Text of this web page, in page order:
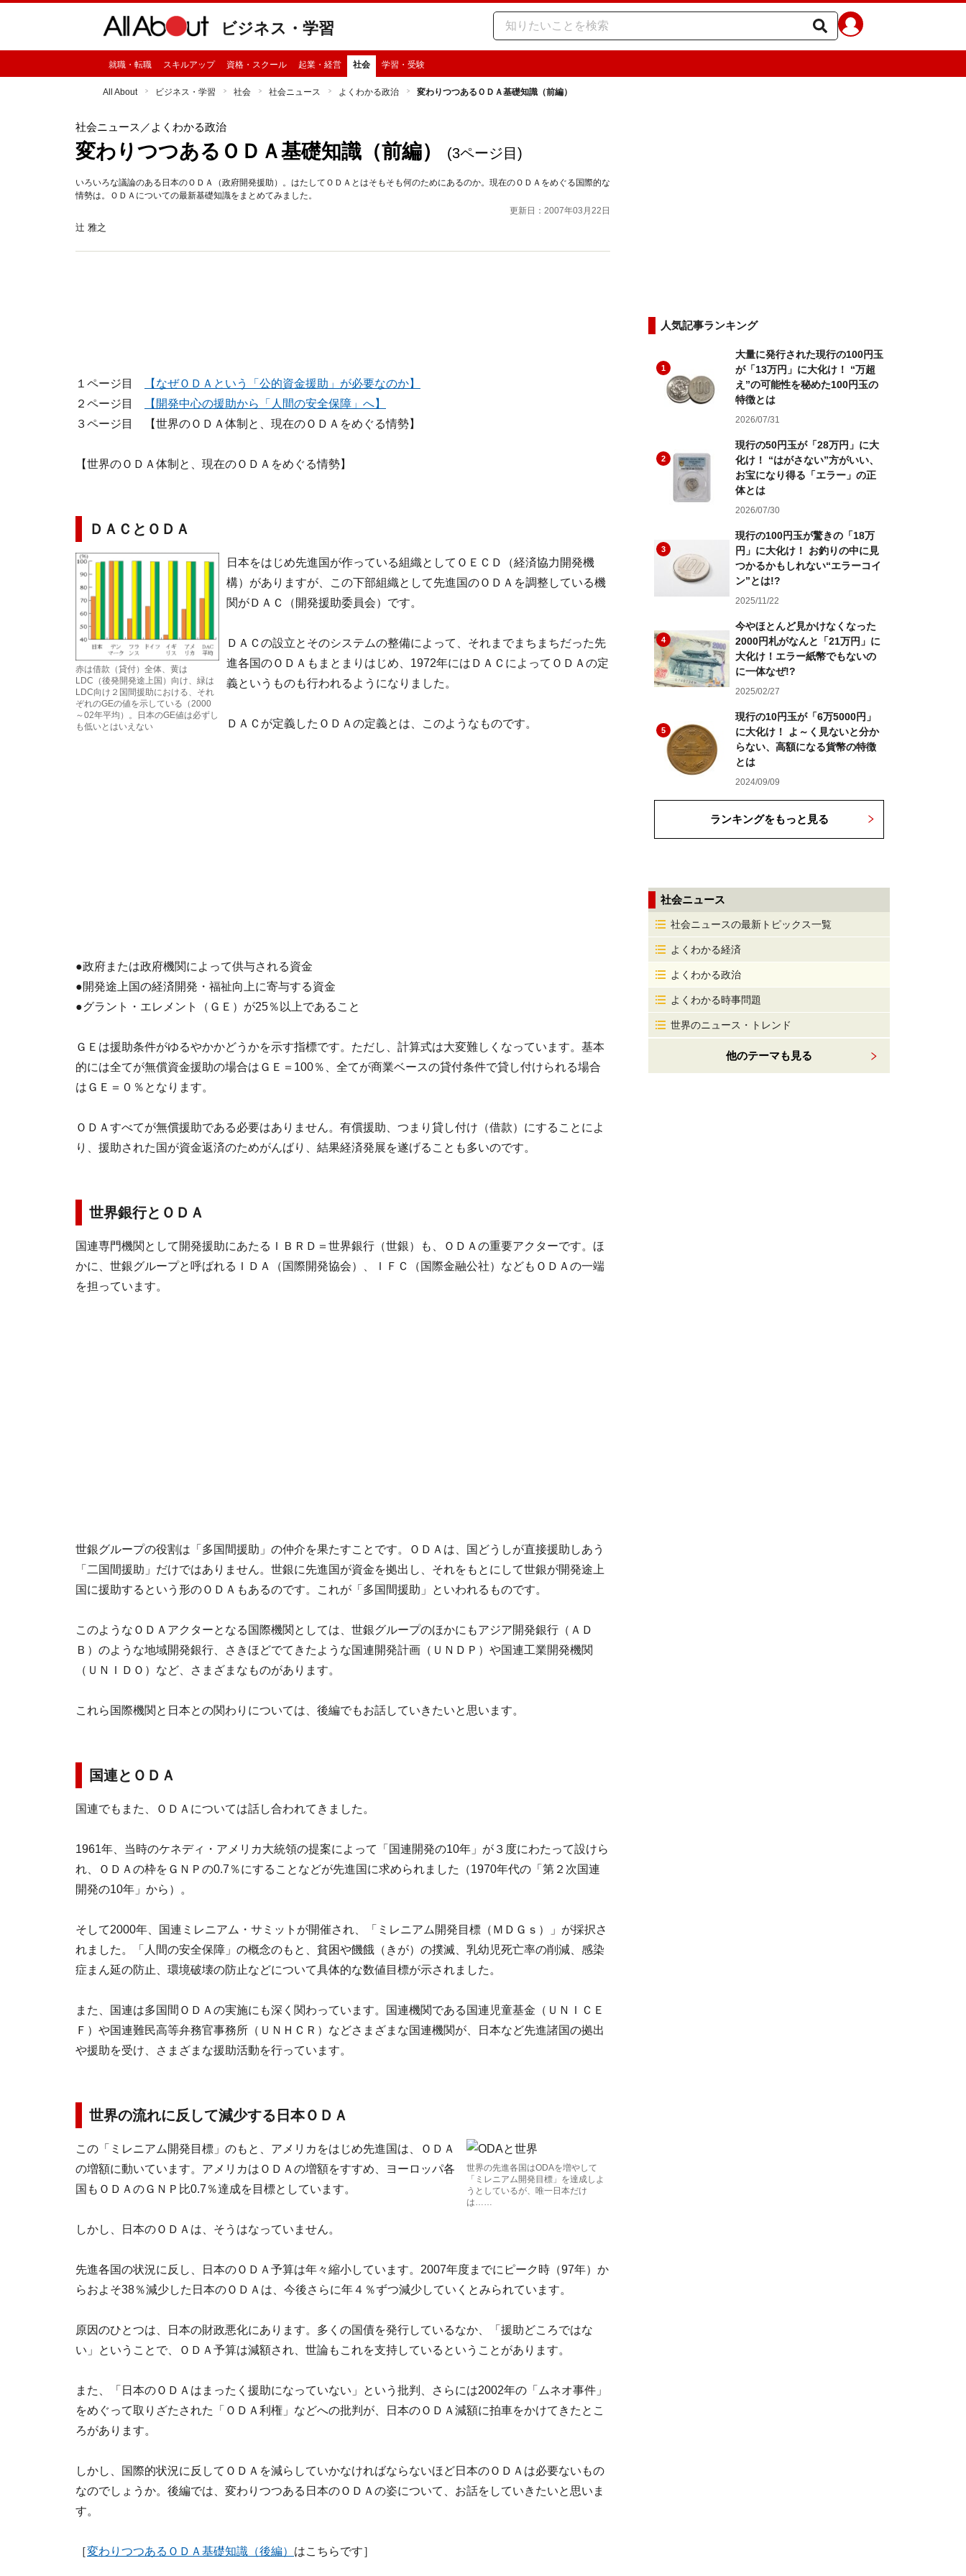
ビジネス・学習
就職・転職 スキルアップ 資格・スクール 起業・経営 社会 学習・受験
All About ビジネス・学習 社会 社会ニュース よくわかる政治 変わりつつあるＯＤＡ基礎知識（前編）
社会ニュース ／よくわかる政治
変わりつつあるＯＤＡ基礎知識（前編） (3ページ目)
いろいろな議論のある日本のＯＤＡ（政府開発援助）。はたしてＯＤＡとはそもそも何のためにあるのか。現在のＯＤＡをめぐる国際的な
情勢は。ＯＤＡについての最新基礎知識をまとめてみました。
更新日：2007年03月22日
辻 雅之
１ページ目
【なぜＯＤＡという「公的資金援助」が必要なのか】
２ページ目
【開発中心の援助から「人間の安全保障」へ】
３ページ目 【世界のＯＤＡ体制と、現在のＯＤＡをめぐる情勢】
【世界のＯＤＡ体制と、現在のＯＤＡをめぐる情勢】
ＤＡＣとＯＤＡ
赤は借款（貸付）全体、黄は
LDC（後発開発途上国）向け、緑は
LDC向け２国間援助における、それ
ぞれのGEの値を示している（2000
～02年平均）。日本のGE値は必ずし
も低いとはいえない
日本をはじめ先進国が作っている組織としてＯＥＣＤ（経済協力開発機
構）がありますが、この下部組織として先進国のＯＤＡを調整している機
関がＤＡＣ（開発援助委員会）です。
ＤＡＣの設立とそのシステムの整備によって、それまでまちまちだった先
進各国のＯＤＡもまとまりはじめ、1972年にはＤＡＣによってＯＤＡの定
義というものも行われるようになりました。
ＤＡＣが定義したＯＤＡの定義とは、このようなものです。
●政府または政府機関によって供与される資金
●開発途上国の経済開発・福祉向上に寄与する資金
●グラント・エレメント（ＧＥ）が25％以上であること
ＧＥは援助条件がゆるやかかどうかを示す指標です。ただし、計算式は大変難しくなっています。基本
的には全てが無償資金援助の場合はＧＥ＝100％、全てが商業ベースの貸付条件で貸し付けられる場合
はＧＥ＝０％となります。
ＯＤＡすべてが無償援助である必要はありません。有償援助、つまり貸し付け（借款）にすることによ
り、援助された国が資金返済のためがんばり、結果経済発展を遂げることも多いのです。
世界銀行とＯＤＡ
国連専門機関として開発援助にあたるＩＢＲＤ＝世界銀行（世銀）も、ＯＤＡの重要アクターです。ほ
かに、世銀グループと呼ばれるＩＤＡ（国際開発協会）、ＩＦＣ（国際金融公社）などもＯＤＡの一端
を担っています。
世銀グループの役割は「多国間援助」の仲介を果たすことです。ＯＤＡは、国どうしが直接援助しあう
「二国間援助」だけではありません。世銀に先進国が資金を拠出し、それをもとにして世銀が開発途上
国に援助するという形のＯＤＡもあるのです。これが「多国間援助」といわれるものです。
このようなＯＤＡアクターとなる国際機関としては、世銀グループのほかにもアジア開発銀行（ＡＤ
Ｂ）のような地域開発銀行、さきほどでてきたような国連開発計画（ＵＮＤＰ）や国連工業開発機関
（ＵＮＩＤＯ）など、さまざまなものがあります。
これら国際機関と日本との関わりについては、後編でもお話していきたいと思います。
国連とＯＤＡ
国連でもまた、ＯＤＡについては話し合われてきました。
1961年、当時のケネディ・アメリカ大統領の提案によって「国連開発の10年」が３度にわたって設けら
れ、ＯＤＡの枠をＧＮＰの0.7％にすることなどが先進国に求められました（1970年代の「第２次国連
開発の10年」から）。
そして2000年、国連ミレニアム・サミットが開催され、「ミレニアム開発目標（ＭＤＧｓ）」が採択さ
れました。「人間の安全保障」の概念のもと、貧困や饑餓（きが）の撲滅、乳幼児死亡率の削減、感染
症まん延の防止、環境破壊の防止などについて具体的な数値目標が示されました。
また、国連は多国間ＯＤＡの実施にも深く関わっています。国連機関である国連児童基金（ＵＮＩＣＥ
Ｆ）や国連難民高等弁務官事務所（ＵＮＨＣＲ）などさまざまな国連機関が、日本など先進諸国の拠出
や援助を受け、さまざまな援助活動を行っています。
世界の流れに反して減少する日本ＯＤＡ
世界の先進各国はODAを増やして
「ミレニアム開発目標」を達成しよ
うとしているが、唯一日本だけ
は……
この「ミレニアム開発目標」のもと、アメリカをはじめ先進国は、ＯＤＡ
の増額に動いています。アメリカはＯＤＡの増額をすすめ、ヨーロッパ各
国もＯＤＡのＧＮＰ比0.7％達成を目標としています。
しかし、日本のＯＤＡは、そうはなっていません。
先進各国の状況に反し、日本のＯＤＡ予算は年々縮小しています。2007年度までにピーク時（97年）か
らおよそ38％減少した日本のＯＤＡは、今後さらに年４％ずつ減少していくとみられています。
原因のひとつは、日本の財政悪化にあります。多くの国債を発行しているなか、「援助どころではな
い」ということで、ＯＤＡ予算は減額され、世論もこれを支持しているということがあります。
また、「日本のＯＤＡはまったく援助になっていない」という批判、さらには2002年の「ムネオ事件」
をめぐって取りざたされた「ＯＤＡ利権」などへの批判が、日本のＯＤＡ減額に拍車をかけてきたとこ
ろがあります。
しかし、国際的状況に反してＯＤＡを減らしていかなければならないほど日本のＯＤＡは必要ないもの
なのでしょうか。後編では、変わりつつある日本のＯＤＡの姿について、お話をしていきたいと思いま
す。
［変わりつつあるＯＤＡ基礎知識（後編） はこちらです］
人気記事ランキング
1
大量に発行された現行の100円玉
が「13万円」に大化け！ “万超
え”の可能性を秘めた100円玉の
特徴とは
2026/07/31
2
現行の50円玉が「28万円」に大
化け！ “はがさない”方がいい、
お宝になり得る「エラー」の正
体とは
2026/07/30
3
現行の100円玉が驚きの「18万
円」に大化け！ お釣りの中に見
つかるかもしれない“エラーコイ
ン”とは!?
2025/11/22
4
今やほとんど見かけなくなった
2000円札がなんと「21万円」に
大化け！エラー紙幣でもないの
に一体なぜ!?
2025/02/27
5
現行の10円玉が「6万5000円」
に大化け！ よ～く見ないと分か
らない、高額になる貨幣の特徴
とは
2024/09/09
ランキングをもっと見る
社会ニュース
社会ニュースの最新トピックス一覧
よくわかる経済
よくわかる政治
よくわかる時事問題
世界のニュース・トレンド
他のテーマも見る